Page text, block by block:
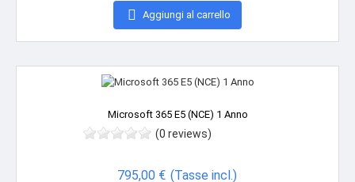
 Aggiungi al carrello
Microsoft 365 E5 (NCE) 1 Anno
(0 reviews)
795,00 € (Tasse incl.)